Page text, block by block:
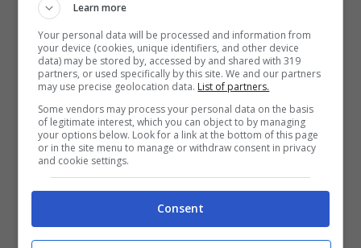
Brave and Beautiful,
l’attrice che presta il volto a
Cahide si chiama Sezin
Akbaşoğulları
La moglie di Korhan è un personaggio
complicato, ama suo marito, ma non riesce a
rinunciare al lusso ed allo sfarzo. Sarebbe
Learn more
Your personal data will be processed and information from
your device (cookies, unique identifiers, and other device
data) may be stored by, accessed by and shared with 319
partners, or used specifically by this site. We and our partners
may use precise geolocation data. List of partners.
Some vendors may process your personal data on the basis
of legitimate interest, which you can object to by managing
your options below. Look for a link at the bottom of this page
or in the site menu to manage or withdraw consent in privacy
and cookie settings.
Consent